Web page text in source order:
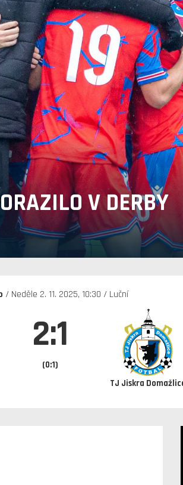
V DERBY
/ Neděle 2. 11. 2025, 10:30 / Luční
2:1
(0:1)
TJ Jiskra